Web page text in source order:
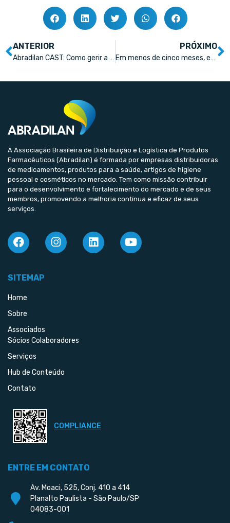
ANTERIOR
Abradilan CAST: Como gerir a distribuição no Brasil
PRÓXIMO
Em menos de cinco meses, entidade que representa farmácias independentes recebe o apoio de 30 indústrias
A Associação Brasileira de Distribuição e Logística de Produtos
Farmacêuticos (Abradilan) é formada por empresas distribuidoras
de medicamentos, produtos para a saúde, artigos de higiene
pessoal e cosméticos no mercado. Tem como missão contribuir
para o desenvolvimento e fortalecimento do mercado e de seus
membros, promovendo a melhoria contínua e eficaz de seus
serviços.
SITEMAP
Home
Sobre
Associados
Sócios Colaboradores
Serviços
Hub de Conteúdo
Contato
COMPLIANCE
ENTRE EM CONTATO
Av. Moaci, 525, Conj. 410 a 414
Planalto Paulista - São Paulo/SP
04083-001